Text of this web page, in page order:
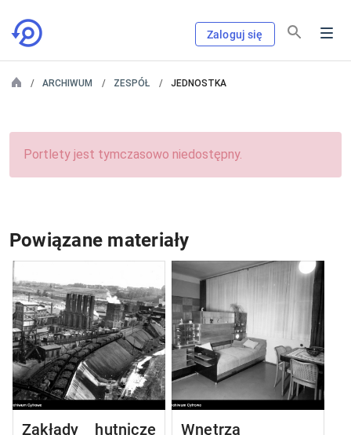
Zaloguj się
ARCHIWUM ZESPÓŁ JEDNOSTKA
Portlety jest tymczasowo niedostępny.
Powiązane materiały
Zakłady hutnicze
Wnętrza